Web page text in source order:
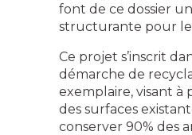
font de ce dossier
structurante pour le
Ce projet s’inscrit
démarche de
exemplaire, visant à
des surfaces
conserver 90% des